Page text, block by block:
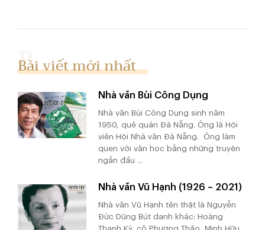
Bài viết mới nhất
Nhà văn Bùi Công Dụng
Nhà văn Bùi Công Dụng sinh năm
1950, quê quán Đà Nẵng. Ông là Hội
viên Hội Nhà văn Đà Nẵng. Ông làm
quen với văn học bằng những truyện
ngắn đầu ...
Nhà văn Vũ Hạnh (1926 – 2021)
Nhà văn Vũ Hạnh tên thật là Nguyễn
Đức Dũng Bút danh khác: Hoàng
Thanh Kỳ, cô Phương Thảo, Minh Hữu,